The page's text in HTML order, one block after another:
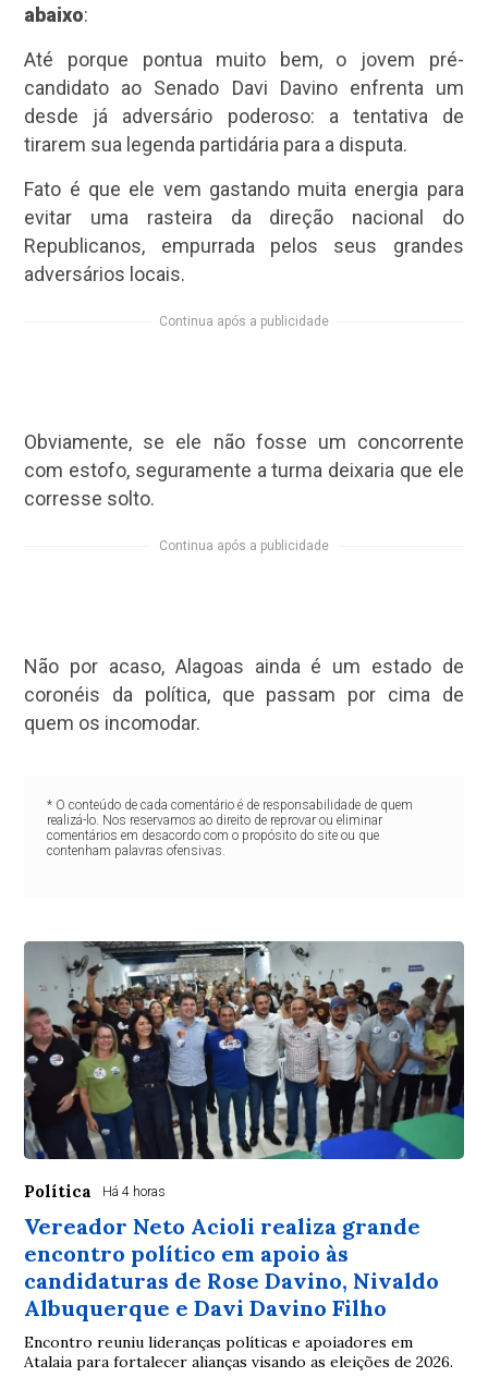
abaixo:
Até porque pontua muito bem, o jovem pré-
candidato ao Senado Davi Davino enfrenta um
desde já adversário poderoso: a tentativa de
tirarem sua legenda partidária para a disputa.
Fato é que ele vem gastando muita energia para
evitar uma rasteira da direção nacional do
Republicanos, empurrada pelos seus grandes
adversários locais.
Continua após a publicidade
Obviamente, se ele não fosse um concorrente
com estofo, seguramente a turma deixaria que ele
corresse solto.
Continua após a publicidade
Não por acaso, Alagoas ainda é um estado de
coronéis da política, que passam por cima de
quem os incomodar.
* O conteúdo de cada comentário é de responsabilidade de quem
realizá-lo. Nos reservamos ao direito de reprovar ou eliminar
comentários em desacordo com o propósito do site ou que
contenham palavras ofensivas.
Política Há 4 horas
Vereador Neto Acioli realiza grande
encontro político em apoio às
candidaturas de Rose Davino, Nivaldo
Albuquerque e Davi Davino Filho
Encontro reuniu lideranças políticas e apoiadores em
Atalaia para fortalecer alianças visando as eleições de 2026.